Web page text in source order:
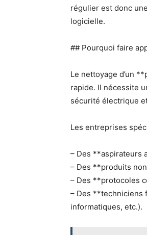
régulier est donc
logicielle.
## Pourquoi faire
Le nettoyage d’un
rapide. Il nécessite
sécurité électrique
Les entreprises
– Des **aspirateurs
– Des **produits
– Des **protocoles
– Des **techniciens
informatiques, etc.).